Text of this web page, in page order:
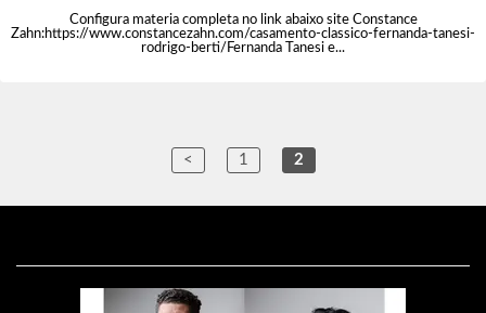
Configura materia completa no link abaixo site Constance
Zahn:https://www.constancezahn.com/casamento-classico-fernanda-tanesi-
rodrigo-berti/Fernanda Tanesi e...
< 1 2